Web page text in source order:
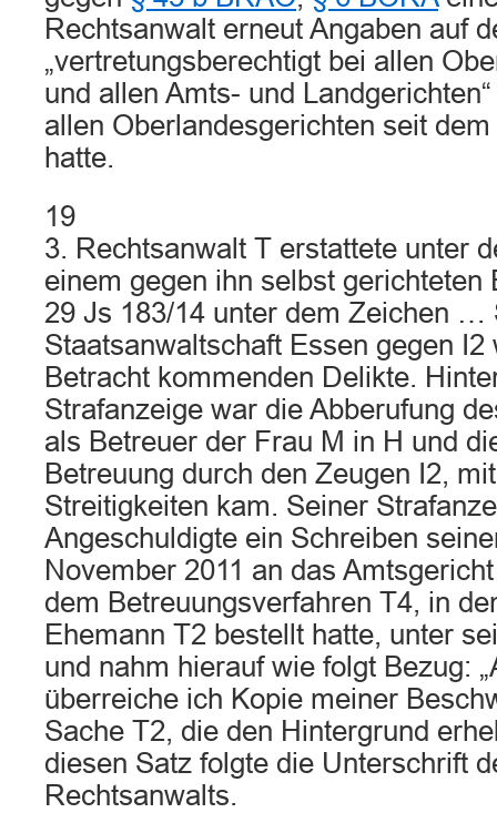
Rechtsanwalt erneut Angaben auf
„vertretungsberechtigt bei allen
und allen Amts- und
allen Oberlandesgerichten seit
hatte.
19
3. Rechtsanwalt T erstattete unter
einem gegen ihn selbst gerichteten
29 Js 183/14 unter dem Zeichen …
Staatsanwaltschaft Essen gegen I2
Betracht kommenden Delikte.
Strafanzeige war die Abberufung
als Betreuer der Frau M in H und
Betreuung durch den Zeugen I2,
Streitigkeiten kam. Seiner
Angeschuldigte ein Schreiben
November 2011 an das
dem Betreuungsverfahren T4, in
Ehemann T2 bestellt hatte, unter
und nahm hierauf wie folgt Bezug:
überreiche ich Kopie meiner
Sache T2, die den Hintergrund
diesen Satz folgte die Unterschrift
Rechtsanwalts.